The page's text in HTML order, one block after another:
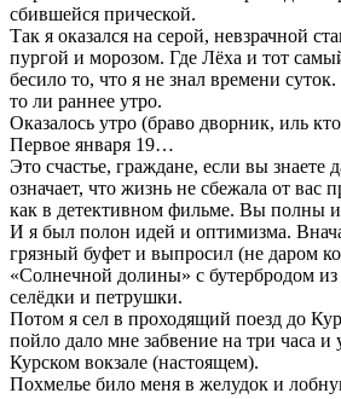
сбившейся прической.
Так я оказался на серой, невзрачной
пургой и морозом. Где Лёха и тот
бесило то, что я не знал времени
то ли раннее утро.
Оказалось утро (браво дворник, иль
Первое января 19…
Это счастье, граждане, если вы знаете
означает, что жизнь не сбежала от вас
как в детективном фильме. Вы полны
И я был полон идей и оптимизма.
грязный буфет и выпросил (не даром
«Солнечной долины» с бутербродом
селёдки и петрушки.
Потом я сел в проходящий поезд до
пойло дало мне забвение на три часа и
Курском вокзале (настоящем).
Похмелье било меня в желудок и